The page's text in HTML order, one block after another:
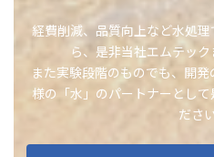
経費削減、品質向上など水処
ら、是非当社エムテック
また実験段階のものでも、開
様の「水」のパートナーとし
ださい